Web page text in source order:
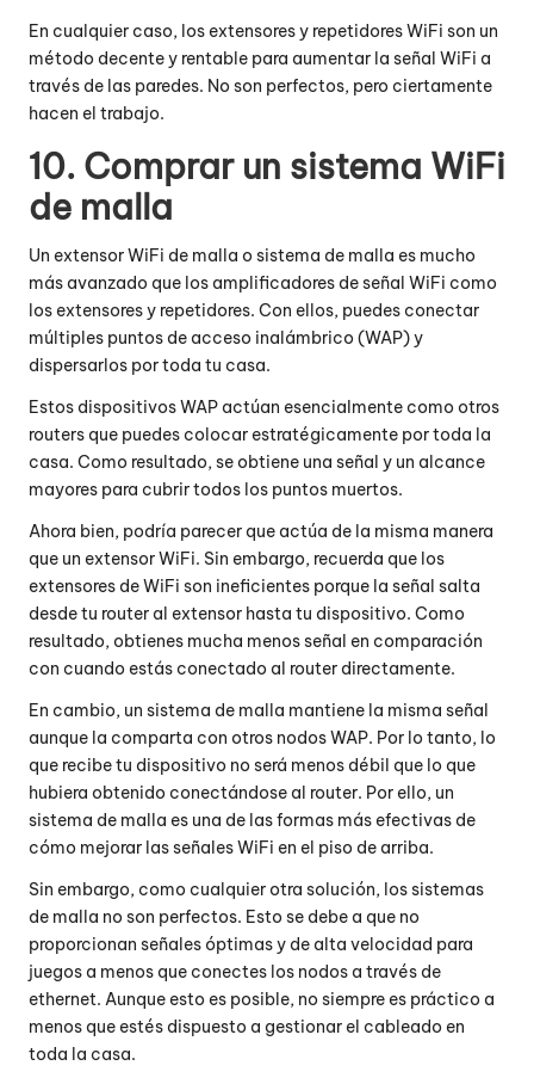
En cualquier caso, los extensores y repetidores WiFi son un
método decente y rentable para aumentar la señal WiFi a
través de las paredes. No son perfectos, pero ciertamente
hacen el trabajo.
10. Comprar un sistema WiFi
de malla
Un extensor WiFi de malla o sistema de malla es mucho
más avanzado que los amplificadores de señal WiFi como
los extensores y repetidores. Con ellos, puedes conectar
múltiples puntos de acceso inalámbrico (WAP) y
dispersarlos por toda tu casa.
Estos dispositivos WAP actúan esencialmente como otros
routers que puedes colocar estratégicamente por toda la
casa. Como resultado, se obtiene una señal y un alcance
mayores para cubrir todos los puntos muertos.
Ahora bien, podría parecer que actúa de la misma manera
que un extensor WiFi. Sin embargo, recuerda que los
extensores de WiFi son ineficientes porque la señal salta
desde tu router al extensor hasta tu dispositivo. Como
resultado, obtienes mucha menos señal en comparación
con cuando estás conectado al router directamente.
En cambio, un sistema de malla mantiene la misma señal
aunque la comparta con otros nodos WAP. Por lo tanto, lo
que recibe tu dispositivo no será menos débil que lo que
hubiera obtenido conectándose al router. Por ello, un
sistema de malla es una de las formas más efectivas de
cómo mejorar las señales WiFi en el piso de arriba.
Sin embargo, como cualquier otra solución, los sistemas
de malla no son perfectos. Esto se debe a que no
proporcionan señales óptimas y de alta velocidad para
juegos a menos que conectes los nodos a través de
ethernet. Aunque esto es posible, no siempre es práctico a
menos que estés dispuesto a gestionar el cableado en
toda la casa.